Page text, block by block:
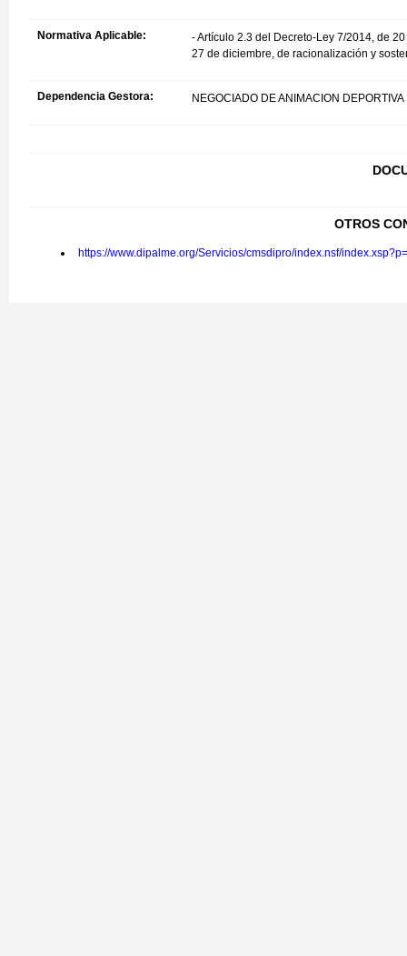
Normativa Aplicable:
- Artículo 2.3 del Decreto-Ley 7/2014, de
27 de diciembre, de racionalización y
Dependencia Gestora: NEGOCIADO DE ANIMACION DEPORTIVA
OTROS
https://www.dipalme.org/Servicios/cmsdipro/index.nsf/